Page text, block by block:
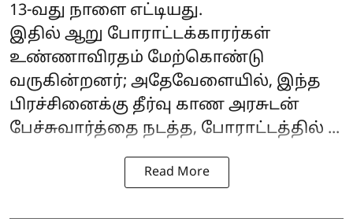
13-வது நாளை எட்டியது.
இதில் ஆறு போராட்டக்காரர்கள்
உண்ணாவிரதம் மேற்கொண்டு
வருகின்றனர்; அதேவேளையில், இந்த
பிரச்சினைக்கு தீர்வு காண அரசுடன்
பேச்சுவார்த்தை நடத்த, போராட்டத்தில் ...
Read More